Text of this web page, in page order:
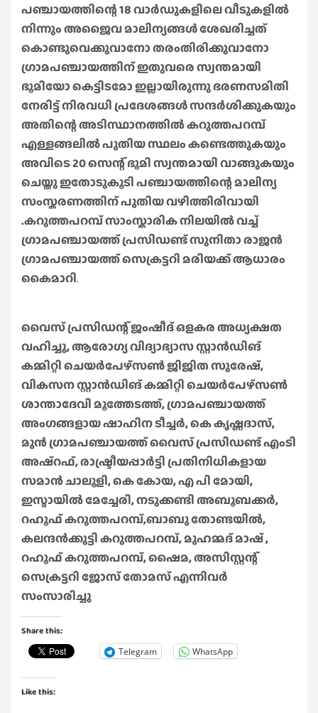
പഞ്ചായത്തിന്റെ 18 വാർഡുകളിലെ വീടുകളിൽ
നിന്നും അജൈവ മാലിന്യങ്ങൾ ശേഖരിച്ചത്
കൊണ്ടുവെക്കുവാനോ തരംതിരിക്കുവാനോ
ഗ്രാമപഞ്ചായത്തിന് ഇതുവരെ സ്വന്തമായി
ഭൂമിയോ കെട്ടിടമോ ഇല്ലായിരുന്നു ഭരണസമിതി
നേരിട്ട് നിരവധി പ്രദേശങ്ങൾ സന്ദർശിക്കുകയും
അതിന്റെ അടിസ്ഥാനത്തിൽ കറുത്തപറമ്പ്
എള്ളങ്ങലിൽ പുതിയ സ്ഥലം കണ്ടെത്തുകയും
അവിടെ 20 സെന്റ് ഭൂമി സ്വന്തമായി വാങ്ങുകയും
ചെയ്തു ഇതോടുകൂടി പഞ്ചായത്തിന്റെ മാലിന്യ
സംസ്കരണത്തിന് പുതിയ വഴിത്തിരിവായി
.കറുത്തപറമ്പ് സാംസ്കാരിക നിലയിൽ വച്ച്
ഗ്രാമപഞ്ചായത്ത് പ്രസിഡണ്ട് സുനിതാ രാജൻ
ഗ്രാമപഞ്ചായത്ത് സെക്രട്ടറി മരിയക്ക് ആധാരം
കൈമാറി.
വൈസ് പ്രസിഡന്റ് ജംഷീദ് ഒളകര അധ്യക്ഷത
വഹിച്ചു, ആരോഗ്യ വിദ്യാഭ്യാസ സ്റ്റാൻഡിങ്
കമ്മിറ്റി ചെയർപേഴ്സൺ ജിജിത സുരേഷ്,
വികസന സ്റ്റാൻഡിങ് കമ്മിറ്റി ചെയർപേഴ്സൺ
ശാന്താദേവി മൂത്തേടത്ത്, ഗ്രാമപഞ്ചായത്ത്
അംഗങ്ങളായ ഷാഹിന ടീച്ചർ, കെ കൃഷ്ണദാസ്,
മുൻ ഗ്രാമപഞ്ചായത്ത് വൈസ് പ്രസിഡണ്ട് എംടി
അഷ്റഫ്, രാഷ്ട്രീയപ്പാർട്ടി പ്രതിനിധികളായ
സമാൻ ചാലൂളി, കെ കോയ, എ പി മോയി,
ഇസ്മായിൽ മേച്ചേരി, നടുക്കണ്ടി അബൂബക്കർ,
റഹൂഫ് കറുത്തപറമ്പ്,ബാബു തോണ്ടയിൽ,
കലന്ദൻക്കുട്ടി കറുത്തപറമ്പ്, മുഹമ്മദ് മാഷ് ,
റഹൂഫ് കറുത്തപറമ്പ്, ഷൈമ, അസിസ്റ്റന്റ്
സെക്രട്ടറി ജോസ് തോമസ് എന്നിവർ
സംസാരിച്ചു
Share this:
Telegram WhatsApp
Like this: